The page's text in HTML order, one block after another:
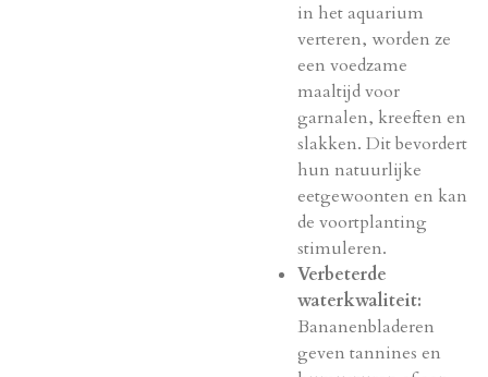
in het aquarium
verteren, worden ze
een voedzame
maaltijd voor
garnalen, kreeften en
slakken. Dit bevordert
hun natuurlijke
eetgewoonten en kan
de voortplanting
stimuleren.
Verbeterde
waterkwaliteit:
Bananenbladeren
geven tannines en